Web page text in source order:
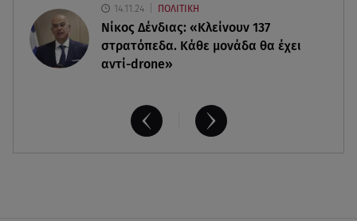
14.11.24 ΠΟΛΙΤΙΚΗ
Νίκος Δένδιας: «Κλείνουν 137
στρατόπεδα. Kάθε μονάδα θα έχει
αντί-drone»